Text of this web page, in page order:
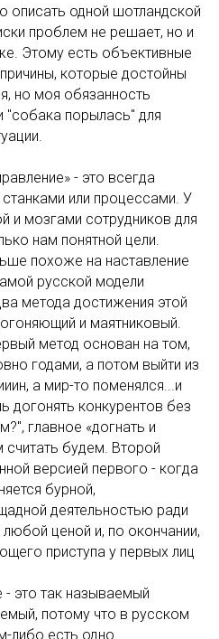
описать одной шотландской
проблем не решает, но и
Этому есть объективные
которые достойны
но моя обязанность
"собака порылась" для
- это всегда
или процессами. У
и мозгами сотрудников для
нам понятной цели.
похоже на наставление
русской модели
метода достижения этой
и маятниковый.
метод основан на том,
годами, а потом выйти из
а мир-то поменялся...и
догонять конкурентов без
главное «догнать и
считать будем. Второй
версией первого - когда
бурной,
деятельностью ради
ценой и, по окончании,
приступа у первых лиц
- это так называемый
потому что в русском
либо есть одно